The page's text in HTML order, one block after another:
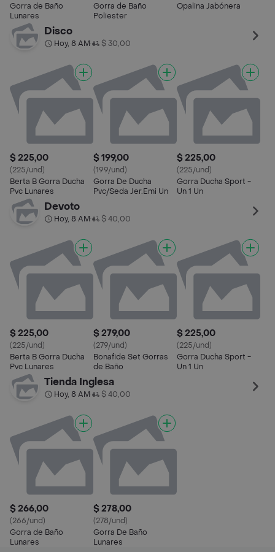
Gorra de Baño
Lunares
Gorra de Baño
Poliester
Opalina Jabónera
Disco
Hoy, 8 AM• $ 30,00
$ 225,00
(225/und)
Berta B Gorra Ducha
Pvc Lunares
$ 199,00
(199/und)
Gorra De Ducha
Pvc/Seda Jer.Emi Un
$ 225,00
(225/und)
Gorra Ducha Sport -
Un 1 Un
Devoto
Hoy, 8 AM• $ 40,00
$ 225,00
(225/und)
Berta B Gorra Ducha
Pvc Lunares
$ 279,00
(279/und)
Bonafide Set Gorras
de Baño
$ 225,00
(225/und)
Gorra Ducha Sport -
Un 1 Un
Tienda Inglesa
Hoy, 8 AM• $ 40,00
$ 266,00
(266/und)
Gorra de Baño
Lunares
$ 278,00
(278/und)
Gorra De Baño
Lunares